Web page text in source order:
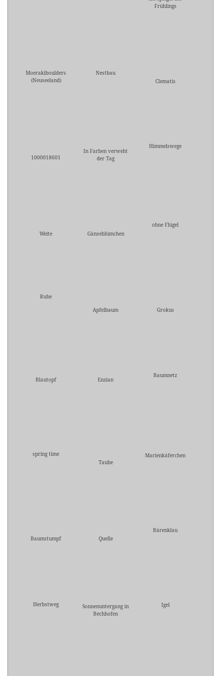
Frühlings
Moerakiboulders
(Neuseeland)
Nestbau
Clematis
1000018601
In Farben verweht
der Tag
Himmelswege
Weite Gänseblümchen
ohne Flügel
Ruhe
Apfelbaum
Grokus
Blautopf Enzian
Baumnetz
spring time
Taube
Marienkäferchen
Baumstumpf Quelle
Bärenklau
Herbstweg
Sonnenuntergang in
Bechhofen
Igel